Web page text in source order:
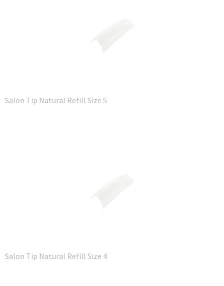
Salon Tip Natural Refill Size 5
Salon Tip Natural Refill Size 4